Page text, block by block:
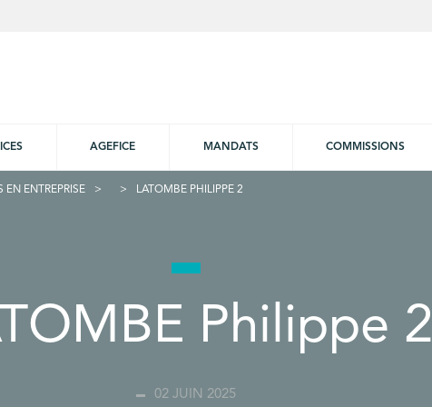
AGEFICE MANDATS COMMISSIONS
EN ENTREPRISE LATOMBE PHILIPPE 2
Philippe 2
02 JUIN 2025